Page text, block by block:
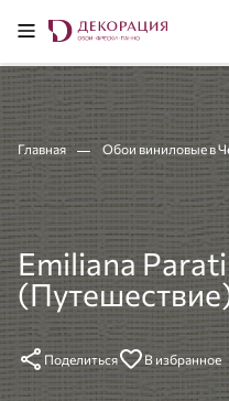
Главная Обои виниловые в
Emiliana
Поделиться В избранное